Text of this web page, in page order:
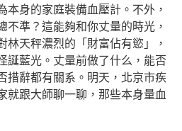
本身的家庭裝備血壓計。不外，
不準？這能夠和你丈量的時光，
林天秤濃烈的「財富佔有慾」，
誕藍光。丈量前做了什么，能否
措辭都有關系。明天，北京市疾
就跟大師聊一聊，那些本身量血